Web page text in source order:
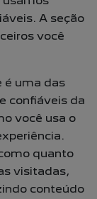
A seção
você
é uma das
confiáveis da
você usa o
quanto
visitadas,
conteúdo